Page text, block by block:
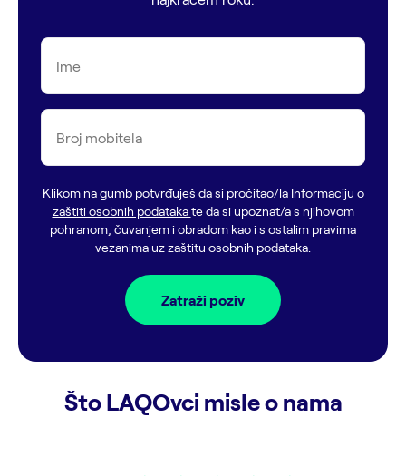
Ime
Broj mobitela
Klikom na gumb potvrđuješ da si pročitao/la Informaciju o
zaštiti osobnih podatakate da si upoznat/a s njihovom
pohranom, čuvanjem i obradom kao i s ostalim pravima
vezanima uz zaštitu osobnih podataka.
Zatraži poziv
Što LAQOvci misle o nama